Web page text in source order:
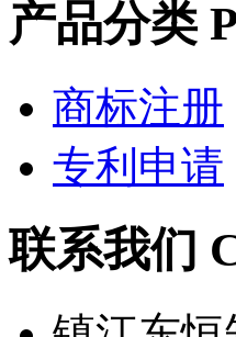
产品分类
商标注册
专利申请
联系我们